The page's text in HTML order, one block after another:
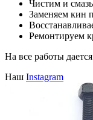
Чистим и
Заменяем кин
Ремонтируем
На все работы
Наш Instagram